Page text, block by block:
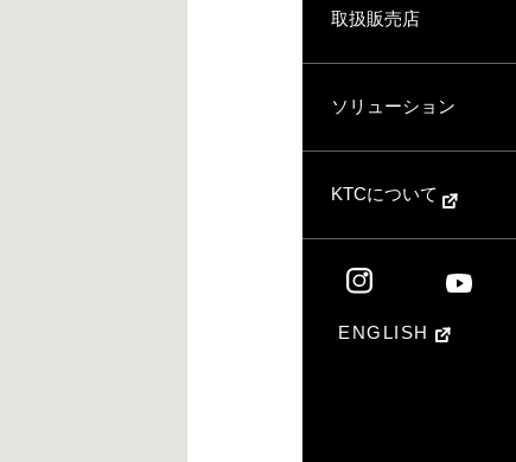
取扱販売店
ソリューション
KTCについて
ENGLISH